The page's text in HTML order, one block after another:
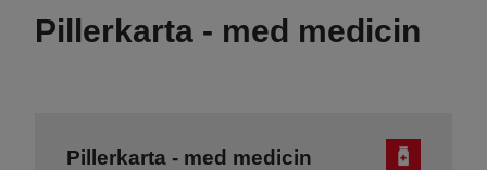
Pillerkarta - med medicin
Pillerkarta - med medicin